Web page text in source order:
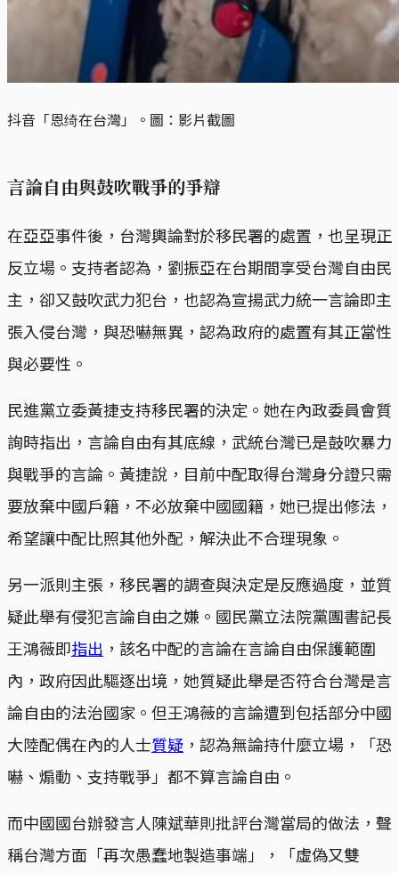
抖音「恩绮在台灣」。圖：影片截圖
言論自由與鼓吹戰爭的爭辯
在亞亞事件後，台灣輿論對於移民署的處置，也呈現正
反立場。支持者認為，劉振亞在台期間享受台灣自由民
主，卻又鼓吹武力犯台，也認為宣揚武力統一言論即主
張入侵台灣，與恐嚇無異，認為政府的處置有其正當性
與必要性。
民進黨立委黃捷支持移民署的決定。她在內政委員會質
詢時指出，言論自由有其底線，武統台灣已是鼓吹暴力
與戰爭的言論。黃捷說，目前中配取得台灣身分證只需
要放棄中國戶籍，不必放棄中國國籍，她已提出修法，
希望讓中配比照其他外配，解決此不合理現象。
另一派則主張，移民署的調查與決定是反應過度，並質
疑此舉有侵犯言論自由之嫌。國民黨立法院黨團書記長
王鴻薇即指出 ，該名中配的言論在言論自由保護範圍
內，政府因此驅逐出境，她質疑此舉是否符合台灣是言
論自由的法治國家。但王鴻薇的言論遭到包括部分中國
大陸配偶在內的人士質疑 ，認為無論持什麼立場，「恐
嚇、煽動、支持戰爭」都不算言論自由。
而中國國台辦發言人陳斌華則批評台灣當局的做法，聲
稱台灣方面「再次愚蠢地製造事端」，「虛偽又雙